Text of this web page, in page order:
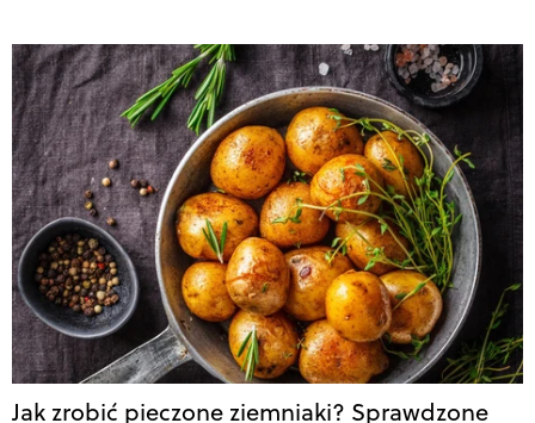
Jak zrobić pieczone ziemniaki? Sprawdzone